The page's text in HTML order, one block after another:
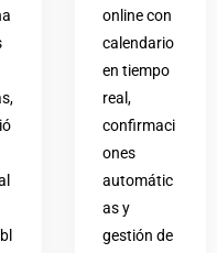
online con
calendario
en tiempo
real,
confirmaci
ones
automátic
as y
gestión de